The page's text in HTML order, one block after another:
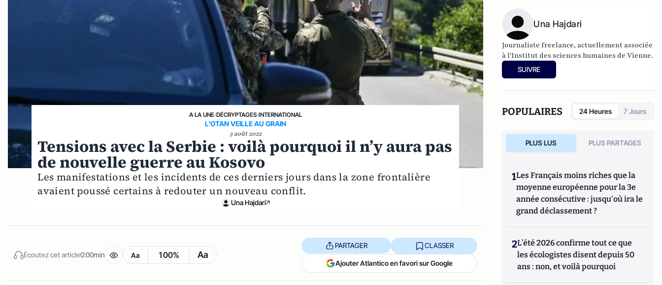
A LA UNE›DÉCRYPTAGES›INTERNATIONAL
L'OTAN VEILLE AU GRAIN
3 août 2022
Tensions avec la Serbie : voilà pourquoi il n’y aura pas
de nouvelle guerre au Kosovo
Les manifestations et les incidents de ces derniers jours dans la zone frontalière
avaient poussé certains à redouter un nouveau conflit.
Una Hajdari
Écoutez cet article0:00min Aa 100% Aa
PARTAGER CLASSER
Ajouter Atlantico en favori sur Google
Una Hajdari
Journaliste freelance, actuellement associée
à l'Institut des sciences humaines de Vienne.
SUIVRE
POPULAIRES 24 Heures 7 Jours
PLUS LUS PLUS PARTAGES
1Les Français moins riches que la
moyenne européenne pour la 3e
année consécutive : jusqu'où ira le
grand déclassement ?
2L’été 2026 confirme tout ce que
les écologistes disent depuis 50
ans : non, et voilà pourquoi